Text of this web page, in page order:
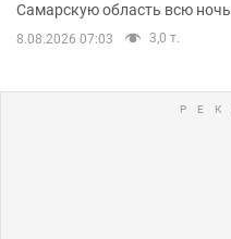
Самарскую область всю
8.08.2026 07:03 3,0 т.